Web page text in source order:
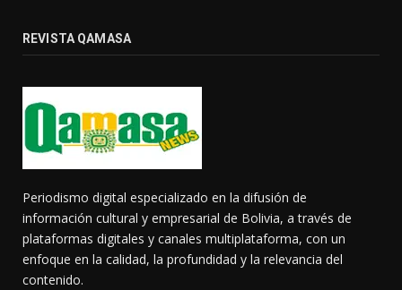
REVISTA QAMASA
Periodismo digital especializado en la difusión de
información cultural y empresarial de Bolivia, a través de
plataformas digitales y canales multiplataforma, con un
enfoque en la calidad, la profundidad y la relevancia del
contenido.